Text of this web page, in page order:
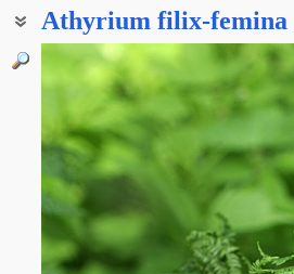
Athyrium filix-femina
Женский папоротник